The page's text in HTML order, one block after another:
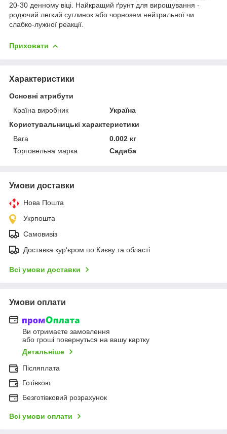
20-30 денному віці. Найкращий ґрунт для вирощування -
родючий легкий суглинок або чорнозем нейтральної чи
слабко-лужної реакції.
Приховати
Характеристики
Основні атрибути
Країна виробник
Україна
Користувальницькі характеристики
Вага
0.002 кг
Торговельна марка
Садиба
Умови доставки
Нова Пошта
Укрпошта
Самовивіз
Доставка кур'єром по Києву та області
Всі умови доставки
Умови оплати
Ви отримаєте замовлення
або гроші повернуться на вашу картку
Детальніше
Післяплата
Готівкою
Безготівковий розрахунок
Всі умови оплати